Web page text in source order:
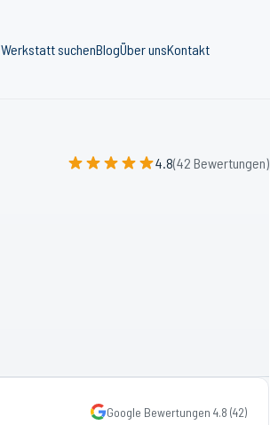
Werkstatt suchenBlogÜber unsKontakt
4.8(42 Bewertungen)
Google Bewertungen 4.8 (42)